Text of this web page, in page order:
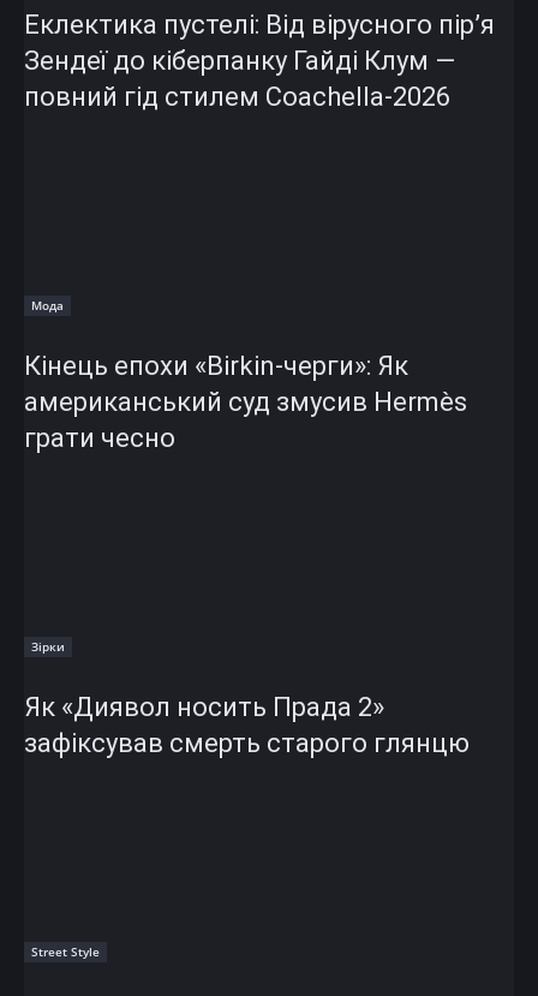
Еклектика пустелі: Від вірусного пір’я
Зендеї до кіберпанку Гайді Клум —
повний гід стилем Coachella-2026
Мода
Кінець епохи «Birkin-черги»: Як
американський суд змусив Hermès
грати чесно
Зірки
Як «Диявол носить Прада 2»
зафіксував смерть старого глянцю
Street Style